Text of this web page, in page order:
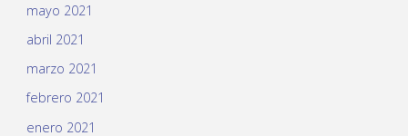
mayo 2021
abril 2021
marzo 2021
febrero 2021
enero 2021